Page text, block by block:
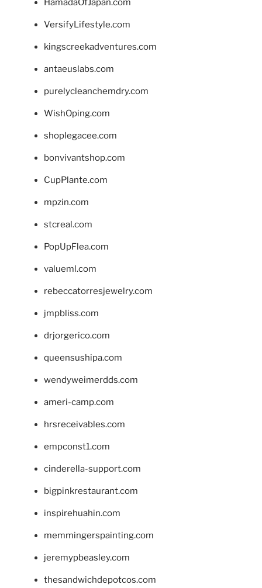
HamadaOfJapan.com
VersifyLifestyle.com
kingscreekadventures.com
antaeuslabs.com
purelycleanchemdry.com
WishOping.com
shoplegacee.com
bonvivantshop.com
CupPlante.com
mpzin.com
stcreal.com
PopUpFlea.com
valueml.com
rebeccatorresjewelry.com
jmpbliss.com
drjorgerico.com
queensushipa.com
wendyweimerdds.com
ameri-camp.com
hrsreceivables.com
empconst1.com
cinderella-support.com
bigpinkrestaurant.com
inspirehuahin.com
memmingerspainting.com
jeremypbeasley.com
thesandwichdepotcos.com